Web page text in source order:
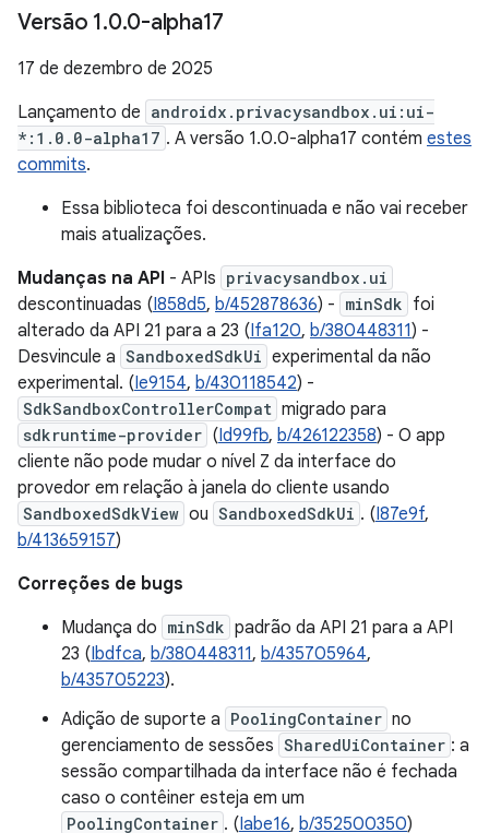
Versão 1.0.0-alpha17
17 de dezembro de 2025
Lançamento de androidx.privacysandbox.ui:ui-
*:1.0.0-alpha17 . A versão 1.0.0-alpha17 contém estes
commits.
Essa biblioteca foi descontinuada e não vai receber
mais atualizações.
Mudanças na API - APIs privacysandbox.ui
descontinuadas (I858d5, b/452878636) - minSdk foi
alterado da API 21 para a 23 (Ifa120, b/380448311) -
Desvincule a SandboxedSdkUi experimental da não
experimental. (Ie9154, b/430118542) -
SdkSandboxControllerCompat migrado para
sdkruntime-provider (Id99fb, b/426122358) - O app
cliente não pode mudar o nível Z da interface do
provedor em relação à janela do cliente usando
SandboxedSdkView ou SandboxedSdkUi . (I87e9f,
b/413659157)
Correções de bugs
Mudança do minSdk padrão da API 21 para a API
23 (Ibdfca, b/380448311, b/435705964,
b/435705223).
Adição de suporte a PoolingContainer no
gerenciamento de sessões SharedUiContainer : a
sessão compartilhada da interface não é fechada
caso o contêiner esteja em um
PoolingContainer . (Iabe16, b/352500350)